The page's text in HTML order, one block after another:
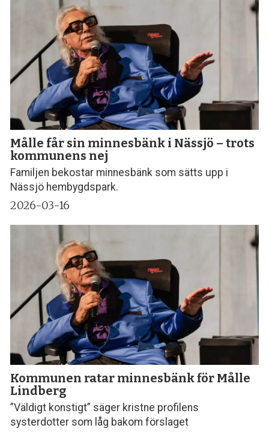
Målle får sin minnesbänk i Nässjö – trots
kommunens nej
Familjen bekostar minnesbänk som sätts upp i
Nässjö hembygdspark.
2026-03-16
Kommunen ratar minnesbänk för Målle
Lindberg
”Väldigt konstigt” säger kristne profilens
systerdotter som låg bakom förslaget